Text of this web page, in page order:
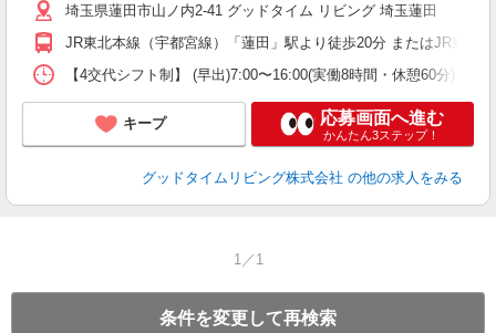
埼玉県蓮田市山ノ内2-41 グッドタイム リビング 埼玉蓮田
JR東北本線（宇都宮線）「蓮田」駅より徒歩20分 またはJR東北
【4交代シフト制】 (早出)7:00〜16:00(実働8時間・休憩60分) (
キープ 応募画面へ進む
かんたん3ステップ！
グッドタイムリビング株式会社 の他の求人をみる
1／1
条件を変更して再検索